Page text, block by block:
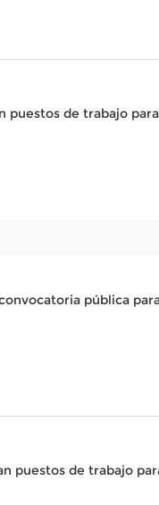
de trabajo
pública
puestos de trabajo